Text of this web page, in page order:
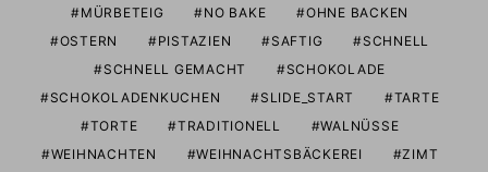
MÜRBETEIG
NO BAKE
OHNE BACKEN
OSTERN
PISTAZIEN SAFTIG
SCHNELL
SCHNELL GEMACHT
SCHOKOLADE
SCHOKOLADENKUCHEN
SLIDE_START
TARTE
TORTE
TRADITIONELL
WALNÜSSE
WEIHNACHTEN
WEIHNACHTSBÄCKEREI
ZIMT